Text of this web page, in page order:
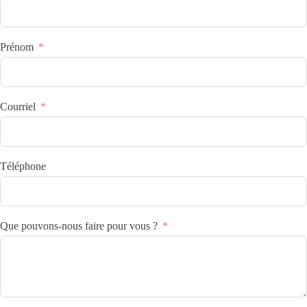
Prénom
Courriel
Téléphone
Que pouvons-nous faire pour vous ?